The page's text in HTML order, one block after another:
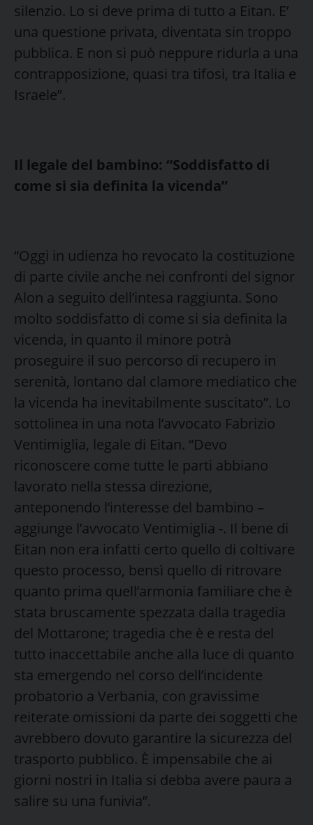
silenzio. Lo si deve prima di tutto a Eitan. E’
una questione privata, diventata sin troppo
pubblica. E non si può neppure ridurla a una
contrapposizione, quasi tra tifosi, tra Italia e
Israele”.
Il legale del bambino: “Soddisfatto di
come si sia definita la vicenda”
“Oggi in udienza ho revocato la costituzione
di parte civile anche nei confronti del signor
Alon a seguito dell’intesa raggiunta. Sono
molto soddisfatto di come si sia definita la
vicenda, in quanto il minore potrà
proseguire il suo percorso di recupero in
serenità, lontano dal clamore mediatico che
la vicenda ha inevitabilmente suscitato”. Lo
sottolinea in una nota l’avvocato Fabrizio
Ventimiglia, legale di Eitan. “Devo
riconoscere come tutte le parti abbiano
lavorato nella stessa direzione,
anteponendo l’interesse del bambino –
aggiunge l’avvocato Ventimiglia -. Il bene di
Eitan non era infatti certo quello di coltivare
questo processo, bensì quello di ritrovare
quanto prima quell’armonia familiare che è
stata bruscamente spezzata dalla tragedia
del Mottarone; tragedia che è e resta del
tutto inaccettabile anche alla luce di quanto
sta emergendo nel corso dell’incidente
probatorio a Verbania, con gravissime
reiterate omissioni da parte dei soggetti che
avrebbero dovuto garantire la sicurezza del
trasporto pubblico. È impensabile che ai
giorni nostri in Italia si debba avere paura a
salire su una funivia”.